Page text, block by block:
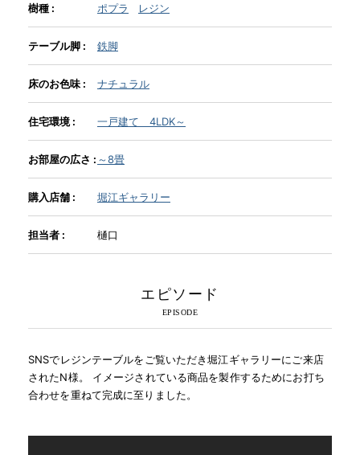
INFORMATION
MOKUBA CHANNEL
よくあるご質問
お問い合わせ
樹種 : ポプラ レジン
テーブル脚 : 鉄脚
床のお色味 : ナチュラル
住宅環境 : 一戸建て 4LDK～
お部屋の広さ : ～8畳
購入店舗 : 堀江ギャラリー
担当者 : 樋口
エピソード
SNSでレジンテーブルをご覧いただき堀江ギャラリーにご来店
されたN様。 イメージされている商品を製作するためにお打ち
合わせを重ねて完成に至りました。